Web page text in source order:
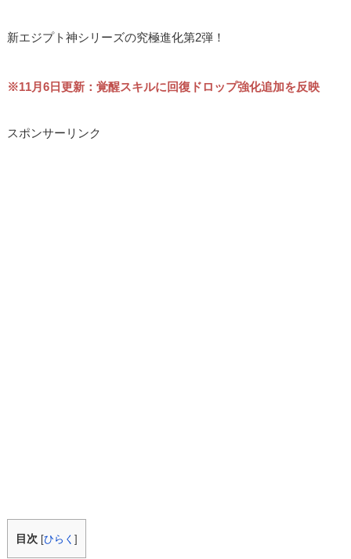
新エジプト神シリーズの究極進化第2弾！
※11月6日更新：覚醒スキルに回復ドロップ強化追加を反映
スポンサーリンク
目次 [ひらく]